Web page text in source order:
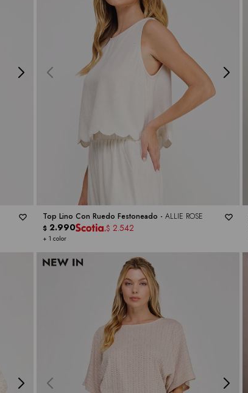
Top Lino Con Ruedo Festoneado -ALLIE ROSE
+ 1 color
$ 2.990 $ 2.542